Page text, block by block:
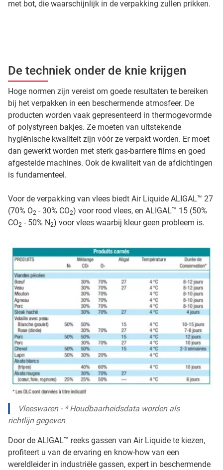
met bot, die waarschijnlijk in de verpakking zullen prikken.
De techniek onder de knie krijgen
Hoge normen zijn vereist om goede resultaten te bereiken
bij het verpakken in een beschermende atmosfeer. De
producten worden vaak gepresenteerd in thermogevormde
of polystyreen bakjes. Ze moeten van uitstekende
hygiënische kwaliteit zijn vóór ze verpakt worden. Er moet
dan gewerkt worden met sterk gas-barriere films en goed
afgestelde machines. Ook de kwaliteit van de afdichtingen
is fundamenteel.
Voor de verpakking van vlees biedt Air Liquide ALIGAL™ 27
(70% O2 - 30% CO2) voor rood vlees, en ALIGAL™ 15 (50%
CO2 - 50% N2) voor vlees waarbij kleur geen probleem is.
Vleeswaren - * Houdbaarheidsdata worden als
richtlijn gegeven
Door de ALIGAL™ reeks gassen van Air Liquide te kiezen,
profiteert u van de ervaring en know-how van een
wereldleider in industriële gassen, expert in beschermende